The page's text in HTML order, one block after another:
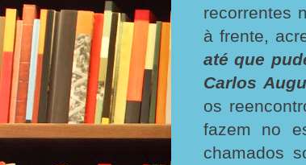
recorrentes
à frente,
até que
Carlos
os
fazem no
chamados